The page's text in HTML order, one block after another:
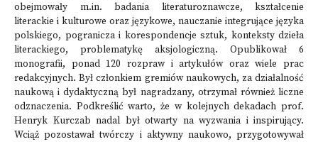
obejmowały m.in. badania literaturoznawcze, kształcenie
literackie i kulturowe oraz językowe, nauczanie integrujące języka
polskiego, pogranicza i korespondencje sztuk, konteksty dzieła
literackiego, problematykę aksjologiczną. Opublikował 6
monografii, ponad 120 rozpraw i artykułów oraz wiele prac
redakcyjnych. Był członkiem gremiów naukowych, za działalność
naukową i dydaktyczną był nagradzany, otrzymał również liczne
odznaczenia. Podkreślić warto, że w kolejnych dekadach prof.
Henryk Kurczab nadal był otwarty na wyzwania i inspirujący.
Wciąż pozostawał twórczy i aktywny naukowo, przygotowywał